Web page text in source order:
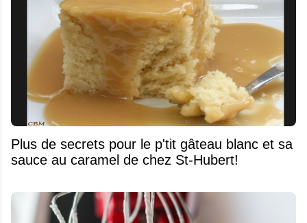
Plus de secrets pour le p'tit gâteau blanc et sa
sauce au caramel de chez St-Hubert!